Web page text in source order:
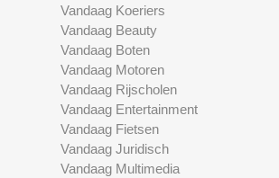
Vandaag Koeriers
Vandaag Beauty
Vandaag Boten
Vandaag Motoren
Vandaag Rijscholen
Vandaag Entertainment
Vandaag Fietsen
Vandaag Juridisch
Vandaag Multimedia